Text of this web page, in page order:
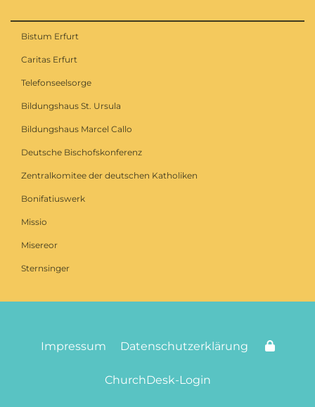
Bistum Erfurt
Caritas Erfurt
Telefonseelsorge
Bildungshaus St. Ursula
Bildungshaus Marcel Callo
Deutsche Bischofskonferenz
Zentralkomitee der deutschen Katholiken
Bonifatiuswerk
Missio
Misereor
Sternsinger
Impressum Datenschutzerklärung
ChurchDesk-Login